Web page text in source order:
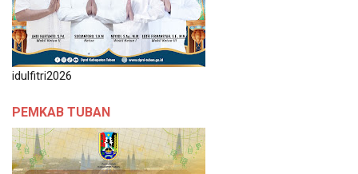
idulfitri2026
PEMKAB TUBAN